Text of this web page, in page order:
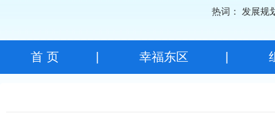
热词： 发展规
首 页| 幸福东区